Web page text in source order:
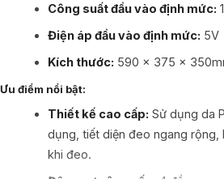
Công suất đầu vào định mức:
Điện áp đầu vào định mức: 5V​
Kích thước: 590 x 375 x
Ưu điểm nổi bật:
Thiết kế cao cấp: Sử dụng da
dụng, tiết diện đeo ngang rộng,
khi đeo.​